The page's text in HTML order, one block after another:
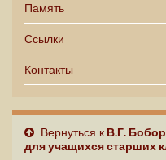
Память
Ссылки
Контакты
Вернуться к В.Г.
для учащихся старших